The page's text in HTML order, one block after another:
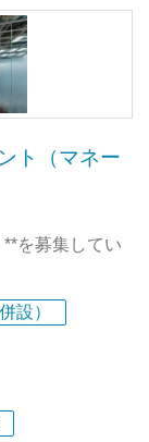
聞いてみた』
せてもらえま
きます。
ださい。
。
織のカルチャ
経験は、他の
を届けるた
す。
ト（マネー
を募集してい
グを担い、
ジャとして、
。
設）